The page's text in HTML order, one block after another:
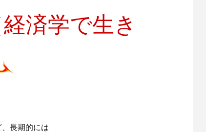
済学で生き
長期的には